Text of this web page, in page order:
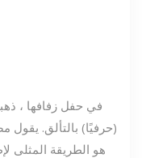
في حفل زفافها ،
(حرفيًا) بالتألق.
هو الطريقة المثلى